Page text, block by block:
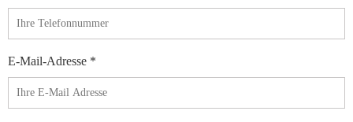
E-Mail-Adresse *